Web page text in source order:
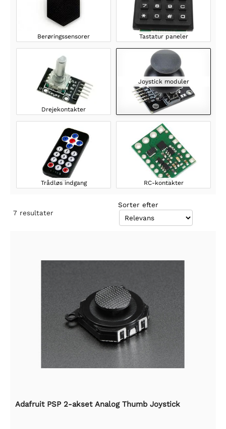
Berøringssensorer Tastatur paneler
Drejekontakter
Joystick moduler
Trådløs indgang RC-kontakter
7 resultater
Sorter efter
Adafruit PSP 2-akset Analog Thumb Joystick